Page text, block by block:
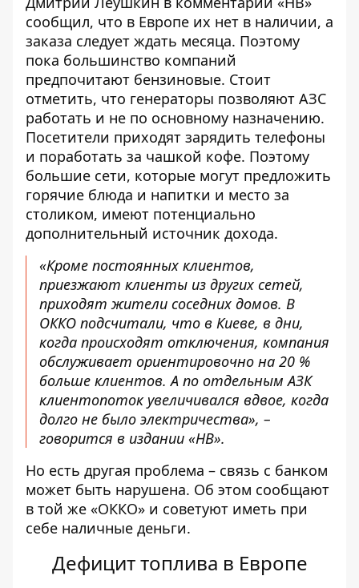
сообщил, что в Европе их нет в наличии, а
заказа следует ждать месяца. Поэтому
пока большинство компаний
предпочитают бензиновые. Стоит
отметить, что генераторы позволяют АЗС
работать и не по основному назначению.
Посетители приходят зарядить телефоны
и поработать за чашкой кофе. Поэтому
большие сети, которые могут предложить
горячие блюда и напитки и место за
столиком, имеют потенциально
дополнительный источник дохода.
«Кроме постоянных клиентов,
приезжают клиенты из других сетей,
приходят жители соседних домов. В
ОККО подсчитали, что в Киеве, в дни,
когда происходят отключения, компания
обслуживает ориентировочно на 20 %
больше клиентов. А по отдельным АЗК
клиентопоток увеличивался вдвое, когда
долго не было электричества», –
говорится в издании «НВ».
Но есть другая проблема – связь с банком
может быть нарушена. Об этом сообщают
в той же «ОККО» и советуют иметь при
себе наличные деньги.
Дефицит топлива в Европе